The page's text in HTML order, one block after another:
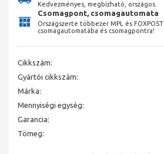
Kedvezményes, megbízható, országos.
Csomagpont, csomagautomata
Országszerte többezer MPL és FOXPOST
csomagautomatába és csomagpontra!
Cikkszám:
Gyártói cikkszám:
Márka:
Mennyiségi egység:
Garancia:
Tömeg: